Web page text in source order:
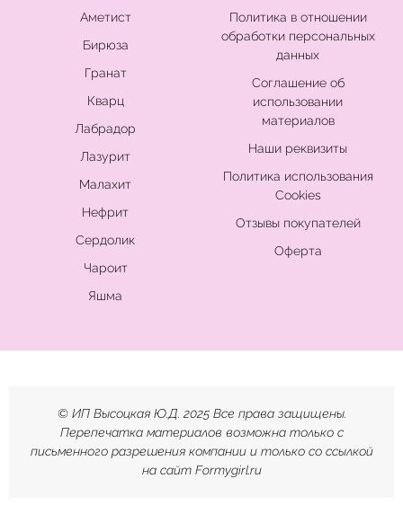
Аметист
Бирюза
Гранат
Кварц
Лабрадор
Лазурит
Малахит
Нефрит
Сердолик
Чароит
Яшма
Политика в отношении
обработки персональных
данных
Соглашение об
использовании
материалов
Наши реквизиты
Политика использования
Cookies
Отзывы покупателей
Оферта
© ИП Высоцкая Ю.Д. 2025 Все права защищены.
Перепечатка материалов возможна только с
письменного разрешения компании и только со ссылкой
на сайт Formygirl.ru